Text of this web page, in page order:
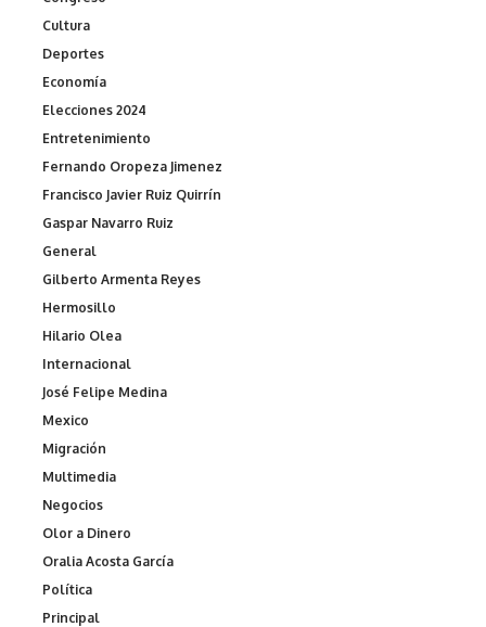
Cultura
Deportes
Economía
Elecciones 2024
Entretenimiento
Fernando Oropeza Jimenez
Francisco Javier Ruiz Quirrín
Gaspar Navarro Ruiz
General
Gilberto Armenta Reyes
Hermosillo
Hilario Olea
Internacional
José Felipe Medina
Mexico
Migración
Multimedia
Negocios
Olor a Dinero
Oralia Acosta García
Política
Principal